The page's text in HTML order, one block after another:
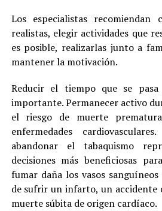
Los especialistas recomiendan
realistas, elegir actividades que
es posible, realizarlas junto a
mantener la motivación.
Reducir el tiempo que se
importante. Permanecer activo
el riesgo de muerte
enfermedades
abandonar el tabaquismo
decisiones más beneficiosas
fumar daña los vasos
de sufrir un infarto, un accidente
muerte súbita de origen cardíaco.